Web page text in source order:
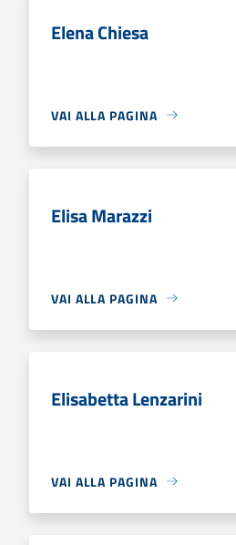
Elena Chiesa
VAI ALLA PAGINA
Elisa Marazzi
VAI ALLA PAGINA
Elisabetta Lenzarini
VAI ALLA PAGINA